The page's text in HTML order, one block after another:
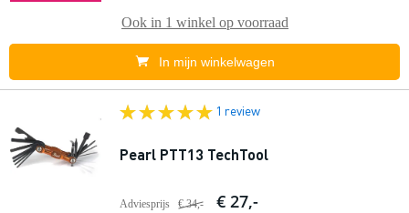
Ook in 1 winkel op voorraad
In mijn winkelwagen
1 review
Pearl PTT13 TechTool
Adviesprijs € 34,- € 27,-